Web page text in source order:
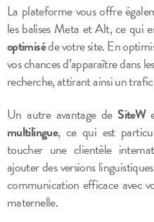
La plateforme vous offre
les balises Meta et Alt, ce qui
optimiséde votre site. En
vos chances d’apparaître dans
recherche, attirant ainsi un
Un autre avantage de SiteW
multilingue, ce qui est
toucher une clientèle
ajouter des versions
communication efficace avec
maternelle.